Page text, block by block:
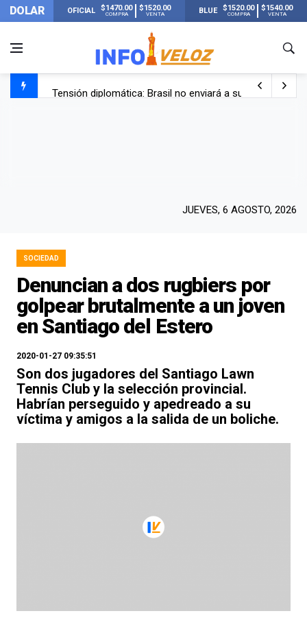
DOLAR OFICIAL $1470.00
COMPRA
$1520.00
VENTA BLUE $1520.00
COMPRA
$1540.00
VENTA
Tensión diplomática: Brasil no enviará a su embajador
JUEVES, 6 AGOSTO, 2026
SOCIEDAD
Denuncian a dos rugbiers por
golpear brutalmente a un joven
en Santiago del Estero
2020-01-27 09:35:51
Son dos jugadores del Santiago Lawn
Tennis Club y la selección provincial.
Habrían perseguido y apedreado a su
víctima y amigos a la salida de un boliche.